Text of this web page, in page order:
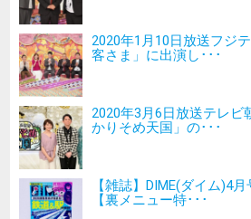
2020年1月10日放送フジ
客さま」に出演し･･･
2020年3月6日放送テレビ
かりそめ天国」の･･･
【雑誌】DIME(ダイム)4
【裏メニュー特･･･